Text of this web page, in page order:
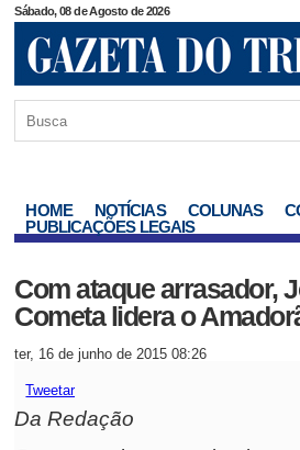
Sábado, 08 de Agosto de 2026
HOME NOTÍCIAS COLUNAS
PUBLICAÇÕES LEGAIS
Com ataque arrasador,
Cometa lidera o
ter, 16 de junho de 2015 08:26
Tweetar
Da Redação